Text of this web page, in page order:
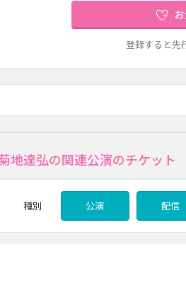
登録すると先
地達弘の関連公演のチケット
種別 公演 配信